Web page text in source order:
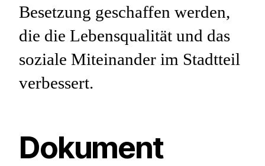
Besetzung geschaffen werden,
die die Lebensqualität und das
soziale Miteinander im Stadtteil
verbessert.
Dokument